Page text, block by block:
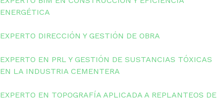
ENERGÉTICA
EXPERTO DIRECCIÓN Y GESTIÓN DE OBRA
EXPERTO EN PRL Y GESTIÓN DE SUSTANCIAS TÓXICAS
EN LA INDUSTRIA CEMENTERA
EXPERTO EN TOPOGRAFÍA APLICADA A REPLANTEOS DE